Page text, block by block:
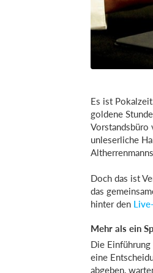
Es ist
goldene
Vorstandsbüro
unleserliche
Doch das ist
das
hinter den
Mehr als ein
Die
eine
abgeben,